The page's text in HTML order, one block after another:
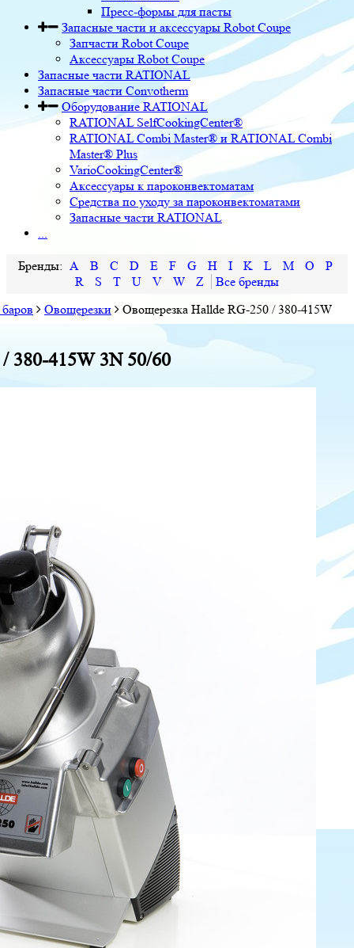
Пресс-формы для пасты
Запасные части и аксессуары Robot Coupe
Запчасти Robot Coupe
Аксессуары Robot Coupe
Запасные части RATIONAL
Запасные части Convotherm
Оборудование RATIONAL
RATIONAL SelfCookingCenter®
RATIONAL Combi Master® и RATIONAL Combi
Master® Plus
VarioCookingCenter®
Аксессуары к пароконвектоматам
Средства по уходу за пароконвектоматами
Запасные части RATIONAL
...
A B C D E F G H I K L M O
P
R
S T U V W
Z
Овощерезки Овощерезка Hallde RG-250 / 380-415W
380-415W 3N 50/60